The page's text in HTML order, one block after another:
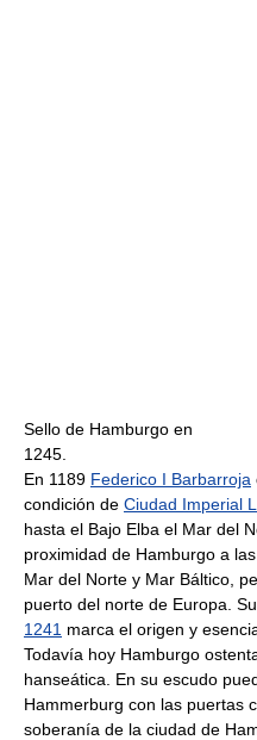
Sello de Hamburgo en
1245.
En 1189 Federico I Barbarroja
condición de Ciudad Imperial
hasta el Bajo Elba el Mar del
proximidad de Hamburgo a
Mar del Norte y Mar Báltico,
puerto del norte de Europa.
1241 marca el origen y
Todavía hoy Hamburgo
hanseática. En su escudo
Hammerburg con las puertas
soberanía de la ciudad de